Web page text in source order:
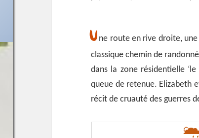
U ne route en rive droite, une
classique chemin de
dans la zone résidentielle
queue de retenue. Elizabeth
récit de cruauté des guerres